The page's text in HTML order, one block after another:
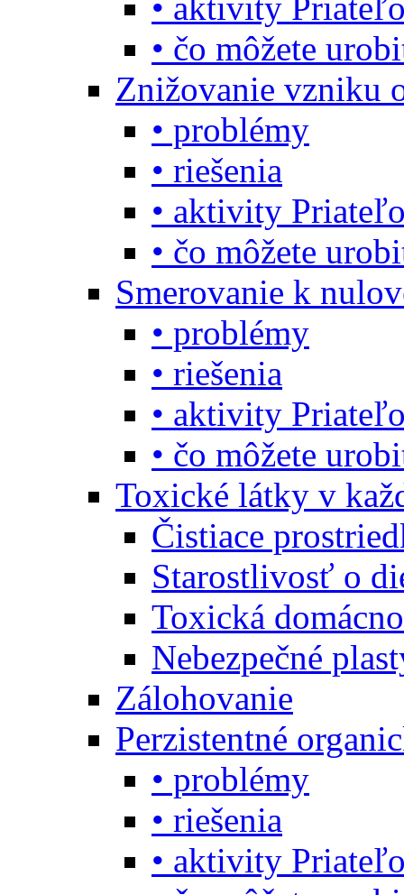
• čo môžete
Znižovanie vzniku
• problémy
• riešenia
• aktivity
• čo môžete
Smerovanie k
• problémy
• riešenia
• aktivity
• čo môžete
Toxické látky v
Čistiace
Starostlivosť o
Toxická
Nebezpečné
Zálohovanie
Perzistentné
• problémy
• riešenia
• aktivity